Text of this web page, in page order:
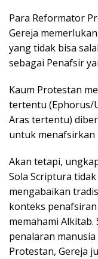
Para Reformator
Gereja
yang tidak bisa
sebagai Penafsir
Kaum Protestan
tertentu (Ephorus/
Aras tertentu)
untuk menafsirkan
Akan tetapi,
Sola Scriptura
mengabaikan
konteks
memahami
penalaran
Protestan, Gereja